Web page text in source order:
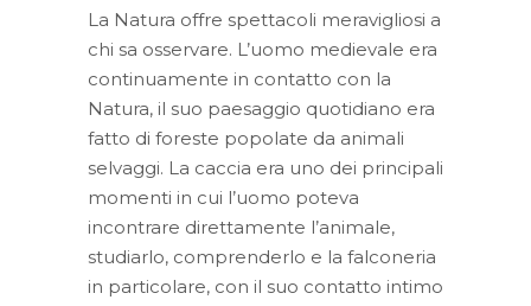
La Natura offre spettacoli meravigliosi a
chi sa osservare. L’uomo medievale era
continuamente in contatto con la
Natura, il suo paesaggio quotidiano era
fatto di foreste popolate da animali
selvaggi. La caccia era uno dei principali
momenti in cui l’uomo poteva
incontrare direttamente l’animale,
studiarlo, comprenderlo e la falconeria
in particolare, con il suo contatto intimo